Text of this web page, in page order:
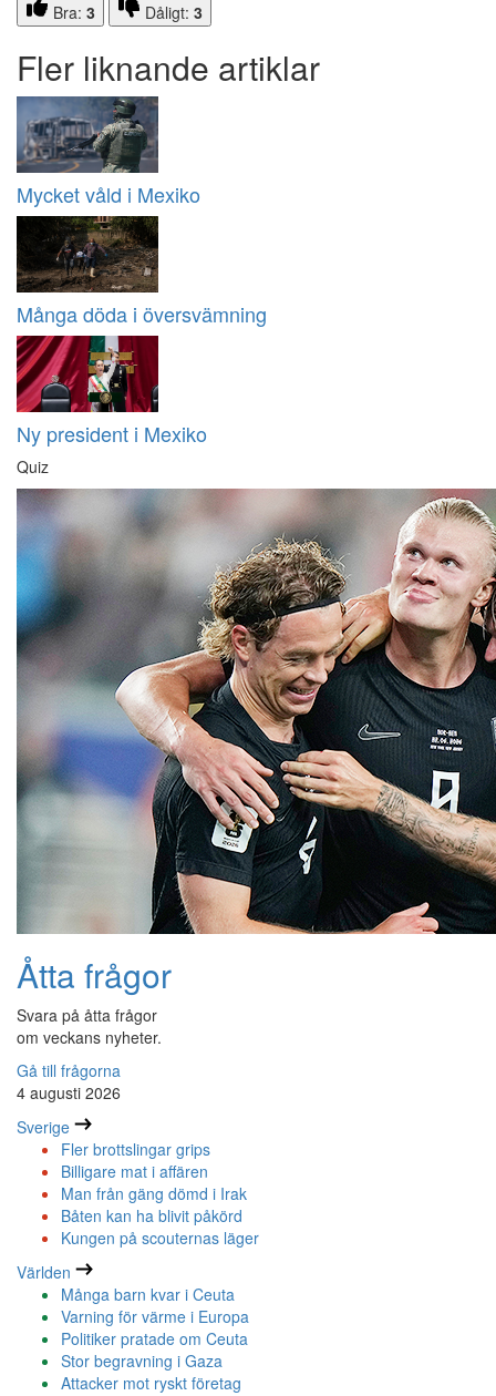
Bra: 3 Dåligt: 3
Fler liknande artiklar
Mycket våld i Mexiko
Många döda i översvämning
Ny president i Mexiko
Quiz
Åtta frågor
Svara på åtta frågor
om veckans nyheter.
Gå till frågorna
4 augusti 2026
Sverige
Fler brottslingar grips
Billigare mat i affären
Man från gäng dömd i Irak
Båten kan ha blivit påkörd
Kungen på scouternas läger
Världen
Många barn kvar i Ceuta
Varning för värme i Europa
Politiker pratade om Ceuta
Stor begravning i Gaza
Attacker mot ryskt företag